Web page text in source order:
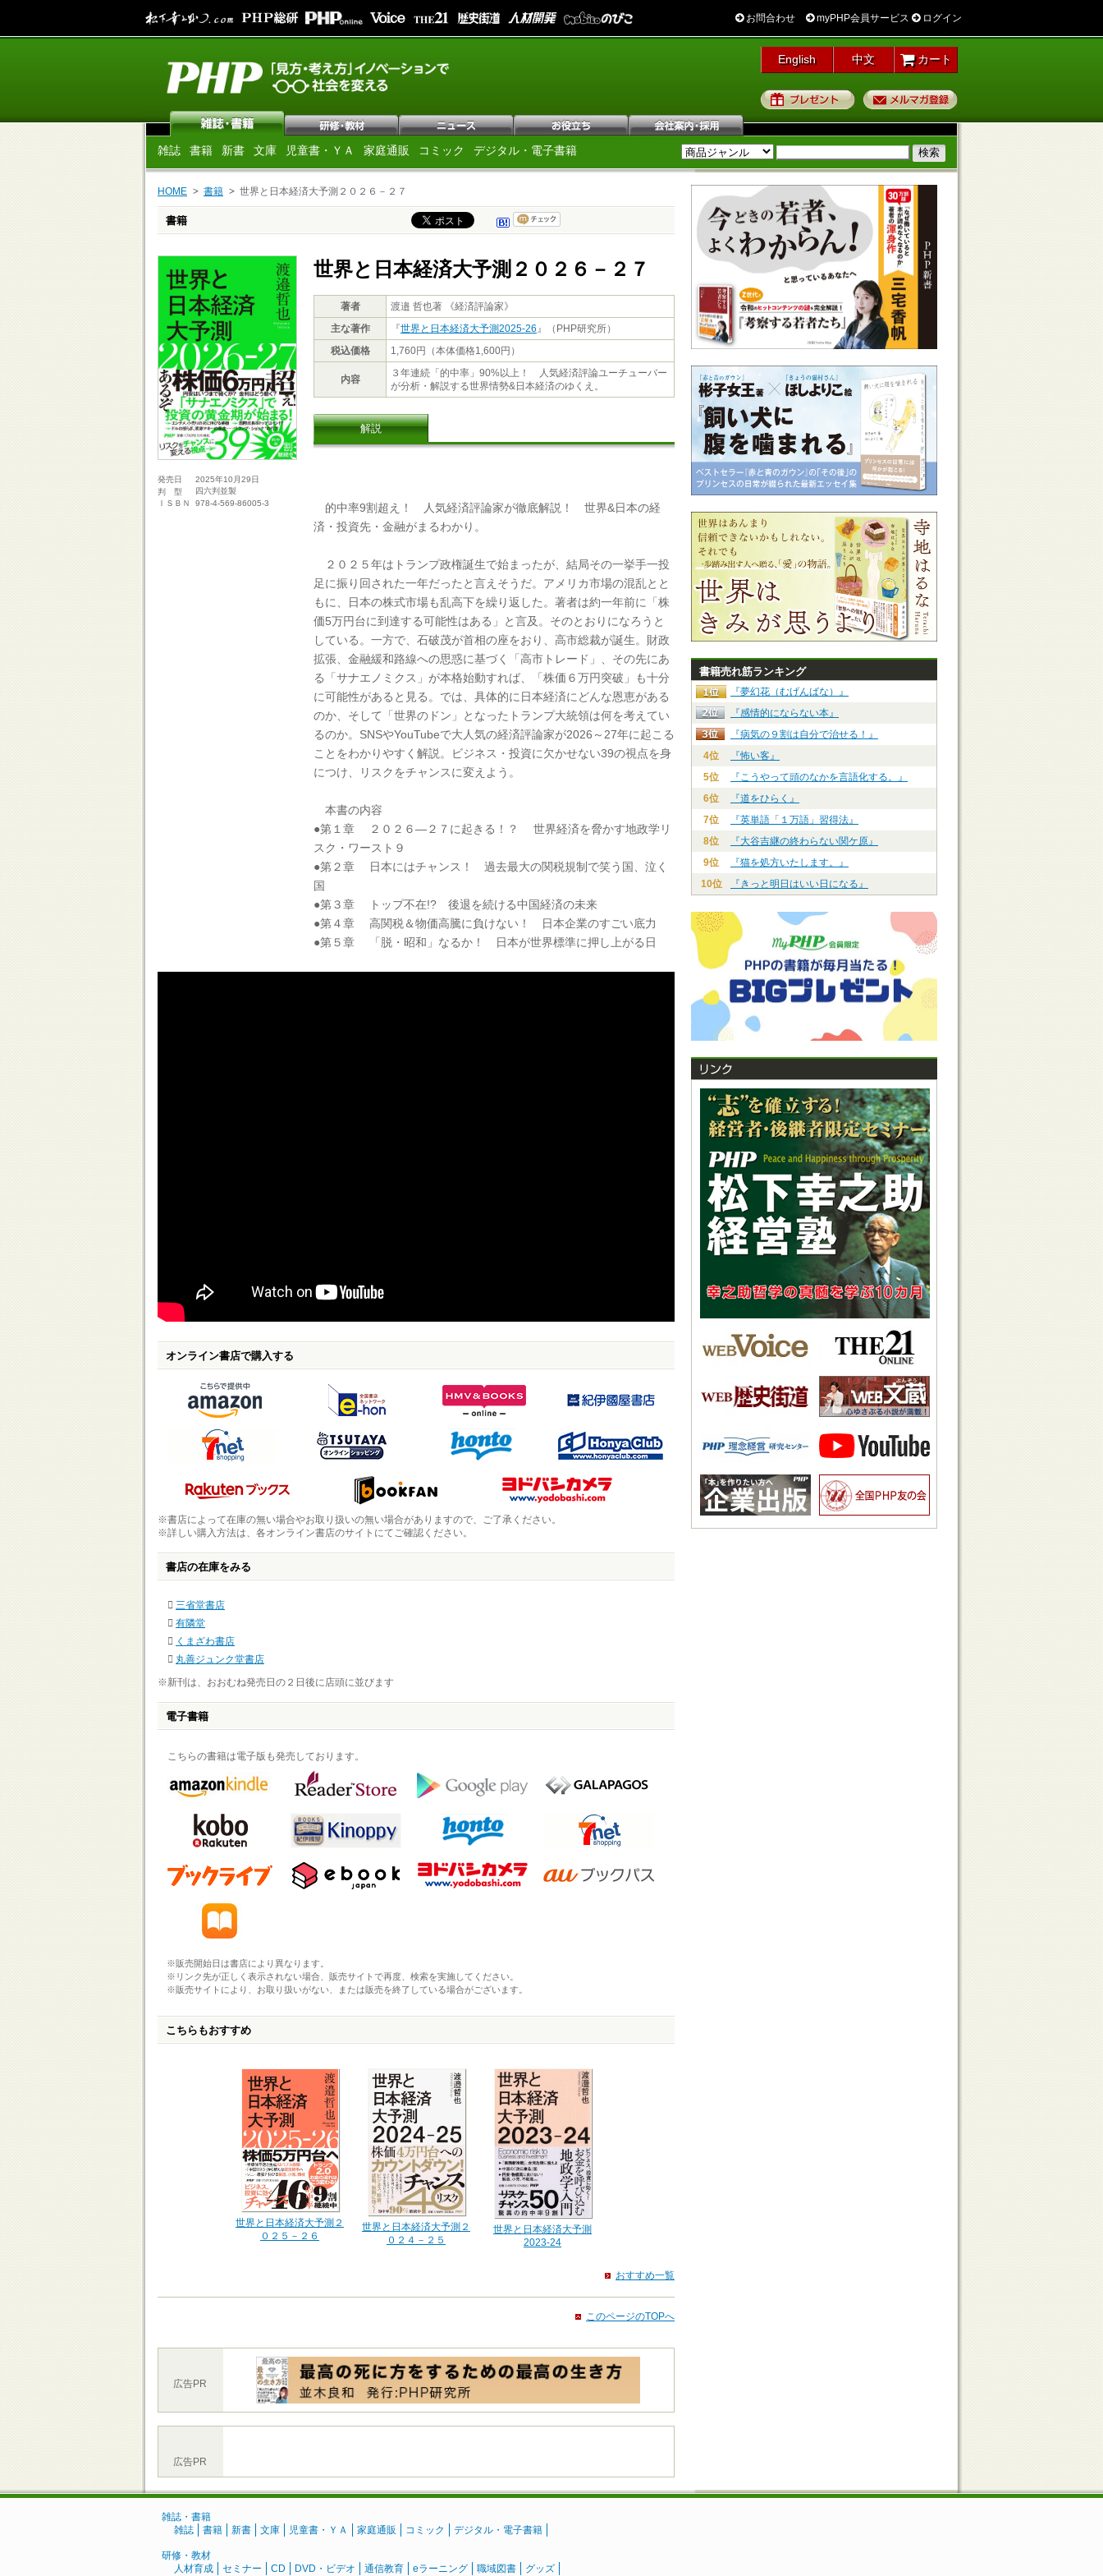
お問合わせ myPHP会員サービス ログイン
English 中文 カート
プレゼント
雑誌 書籍 新書 文庫 児童書・ＹＡ 家庭通販 コミック デジタル・電子書籍
HOME 書籍 世界と日本経済大予測２０２６－２７
書籍
発売日
2025年10月29日
判 型
四六判並製
ＩＳＢＮ
978-4-569-86005-3
世界と日本経済大予測２０２６－２７
著者
渡邉 哲也著 《経済評論家》
主な著作
『世界と日本経済大予測2025-26 』（PHP研究所）
税込価格
1,760円（本体価格1,600円）
内容
３年連続「的中率」90%以上！ 人気経済評論ユーチューバー
が分析・解説する世界情勢&日本経済のゆくえ。
解説
的中率9割超え！ 人気経済評論家が徹底解説！ 世界&日本の経
済・投資先・金融がまるわかり。
２０２５年はトランプ政権誕生で始まったが、結局その一挙手一投
足に振り回された一年だったと言えそうだ。アメリカ市場の混乱とと
もに、日本の株式市場も乱高下を繰り返した。著者は約一年前に「株
価5万円台に到達する可能性はある」と言及。そのとおりになろうと
している。一方で、石破茂が首相の座をおり、高市総裁が誕生。財政
拡張、金融緩和路線への思惑に基づく「高市トレード」、その先にあ
る「サナエノミクス」が本格始動すれば、「株価６万円突破」も十分
に可能性があると見る。では、具体的に日本経済にどんな恩恵がある
のか、そして「世界のドン」となったトランプ大統領は何を考えてい
るのか。SNSやYouTubeで大人気の経済評論家が2026～27年に起こる
ことをわかりやすく解説。ビジネス・投資に欠かせない39の視点を身
につけ、リスクをチャンスに変えよう。
本書の内容
●第１章 ２０２６―２７に起きる！？ 世界経済を脅かす地政学リ
スク・ワースト９
●第２章 日本にはチャンス！ 過去最大の関税規制で笑う国、泣く
国
●第３章 トップ不在!? 後退を続ける中国経済の未来
●第４章 高関税＆物価高騰に負けない！ 日本企業のすごい底力
●第５章 「脱・昭和」なるか！ 日本が世界標準に押し上がる日
オンライン書店で購入する
※書店によって在庫の無い場合やお取り扱いの無い場合がありますので、ご了承ください。
※詳しい購入方法は、各オンライン書店のサイトにてご確認ください。
書店の在庫をみる
三省堂書店
有隣堂
くまざわ書店
丸善ジュンク堂書店
※新刊は、おおむね発売日の２日後に店頭に並びます
電子書籍
こちらの書籍は電子版も発売しております。
※販売開始日は書店により異なります。
※リンク先が正しく表示されない場合、販売サイトで再度、検索を実施してください。
※販売サイトにより、お取り扱いがない、または販売を終了している場合がございます。
こちらもおすすめ
世界と日本経済大予測２
０２５－２６
世界と日本経済大予測２
０２４－２５
世界と日本経済大予測
2023-24
おすすめ一覧
このページのTOPへ
広告PR
広告PR
書籍売れ筋ランキング
『夢幻花（むげんばな）』
『感情的にならない本』
『病気の９割は自分で治せる！』
4位
『怖い客』
5位
『こうやって頭のなかを言語化する。』
6位
『道をひらく』
7位
『英単語「１万語」習得法』
8位
『大谷吉継の終わらない関ケ原』
9位
『猫を処方いたします。』
10位
『きっと明日はいい日になる』
雑誌・書籍
雑誌
書籍 新書 文庫 児童書・ＹＡ 家庭通販 コミック デジタル・電子書籍
研修・教材
人材育成
セミナー CD DVD・ビデオ 通信教育 eラーニング 職域図書 グッズ